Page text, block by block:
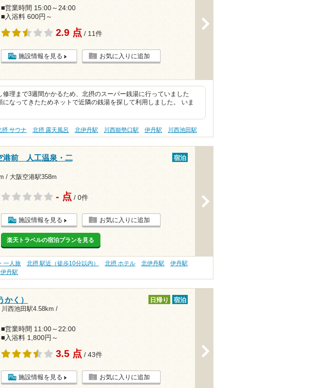
■営業時間 15:00～24:00
■入浴料 600円～
2.9 点 / 11件
施設情報を見る お気に入りに追加
修理まで3週間かかるため、北摂のスーパー銭湯に行っていました
になってきたためネットで近隣の銭湯を探して利用しました。 いま
摂 サウナ 北摂 露天風呂 北伊丹駅 川西能勢口駅 伊丹駅 川西池田駅
港前 人工温泉・二
/ 大阪空港駅358m
宿泊
- 点 / 0件
施設情報を見る お気に入りに追加
楽天トラベルの宿泊プランを見る
一人旅 北摂 駅近（徒歩10分以内） 北摂 ホテル 北伊丹駅
伊丹駅
丹駅
く）
川西池田駅4.58km /
日帰り 宿泊
■営業時間 11:00～22:00
■入浴料 1,800円～
3.5 点 / 43件
施設情報を見る お気に入りに追加